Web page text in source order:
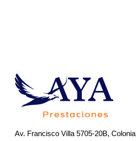
Av. Francisco Villa 5705-20B,